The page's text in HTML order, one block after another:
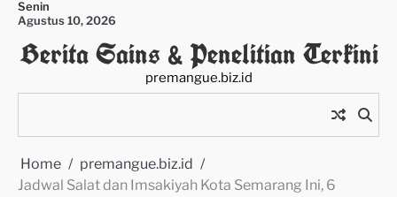
Skip
content
Senin
Agustus 10, 2026
Berita Sains & Penelitian Terkini
premangue.biz.id
Home
premangue.biz.id
Jadwal Salat dan Imsakiyah Kota Semarang Ini, 6